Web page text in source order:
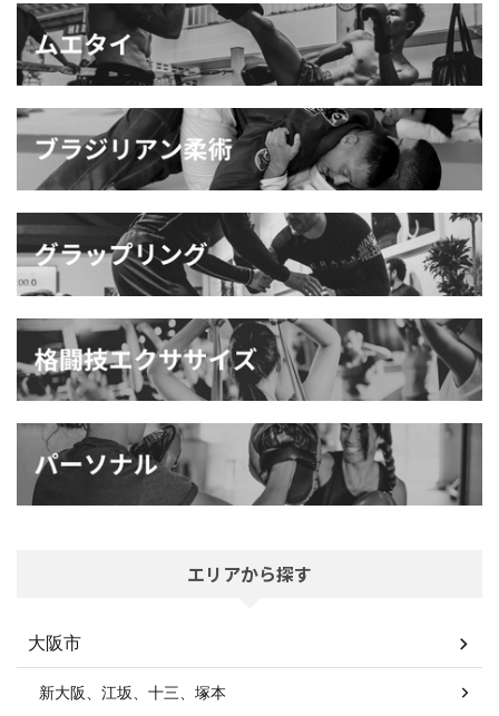
エリアから探す
大阪市
新大阪、江坂、十三、塚本